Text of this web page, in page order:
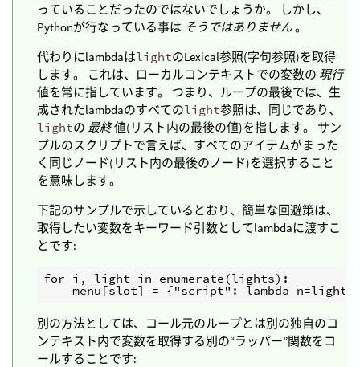
っていることだったのではないでしょうか。 しかし、
Pythonが行なっている事は そうではありません。
代わりにlambdaはlightのLexical参照(字句参照)を取得
します。 これは、ローカルコンテキストでの変数の 現行
値を常に指しています。 つまり、ループの最後では、生
成されたlambdaのすべてのlight参照は、同じであり、
lightの 最終値(リスト内の最後の値)を指します。 サン
プルのスクリプトで言えば、すべてのアイテムがまった
く同じノード(リスト内の最後のノード)を選択すること
を意味します。
下記のサンプルで示しているとおり、簡単な回避策は、
取得したい変数をキーワード引数としてlambdaに渡すこ
とです:
for i, light in enumerate(lights):
別の方法としては、コール元のループとは別の独自のコ
ンテキスト内で変数を取得する別の“ラッパー”関数をコ
ールすることです: